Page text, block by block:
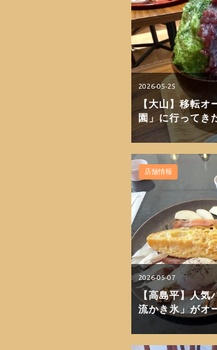
2026-05-25
【大山】移転オ
園」に行ってき
2026-05-07
【高島平】人気
流かき氷」がオ
店舗情報